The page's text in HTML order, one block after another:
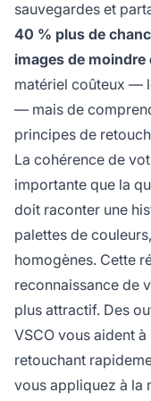
sauvegardes et
40 % plus de
images de moindre
matériel coûteux —
— mais de
principes de
La cohérence de
importante que la
doit raconter une
palettes de
homogènes. Cette
reconnaissance de
plus attractif. Des
VSCO vous aident
retouchant
vous appliquez à la